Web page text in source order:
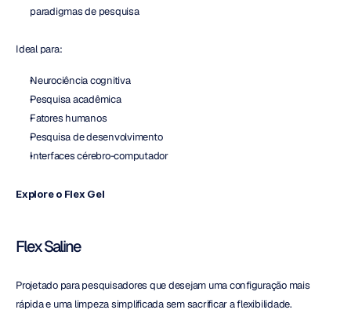
paradigmas de pesquisa
Ideal para:
Neurociência cognitiva
Pesquisa acadêmica
Fatores humanos
Pesquisa de desenvolvimento
Interfaces cérebro-computador
Explore o Flex Gel
Flex Saline
Projetado para pesquisadores que desejam uma configuração mais
rápida e uma limpeza simplificada sem sacrificar a flexibilidade.